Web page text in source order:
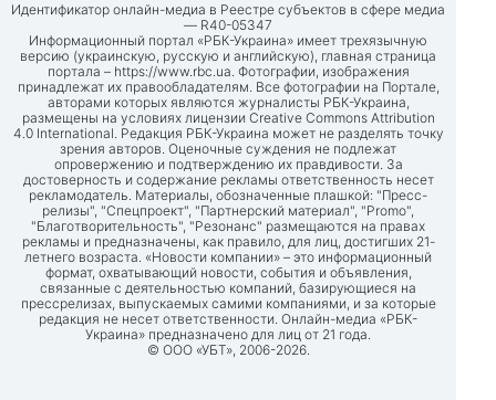
Идентификатор онлайн-медиа в Реестре субъектов в сфере медиа
— R40-05347
Информационный портал «РБК-Украина» имеет трехязычную
версию (украинскую, русскую и английскую), главная страница
портала – https://www.rbc.ua. Фотографии, изображения
принадлежат их правообладателям. Все фотографии на Портале,
авторами которых являются журналисты РБК-Украина,
размещены на условиях лицензии Creative Commons Attribution
4.0 International. Редакция РБК-Украина может не разделять точку
зрения авторов. Оценочные суждения не подлежат
опровержению и подтверждению их правдивости. За
достоверность и содержание рекламы ответственность несет
рекламодатель. Материалы, обозначенные плашкой: "Пресс-
релизы", "Спецпроект", "Партнерский материал", "Promo",
"Благотворительность", "Резонанс" размещаются на правах
рекламы и предназначены, как правило, для лиц, достигших 21-
летнего возраста. «Новости компании» – это информационный
формат, охватывающий новости, события и объявления,
связанные с деятельностью компаний, базирующиеся на
прессрелизах, выпускаемых самими компаниями, и за которые
редакция не несет ответственности. Онлайн-медиа «РБК-
Украина» предназначено для лиц от 21 года.
© ООО «УБТ», 2006-2026.